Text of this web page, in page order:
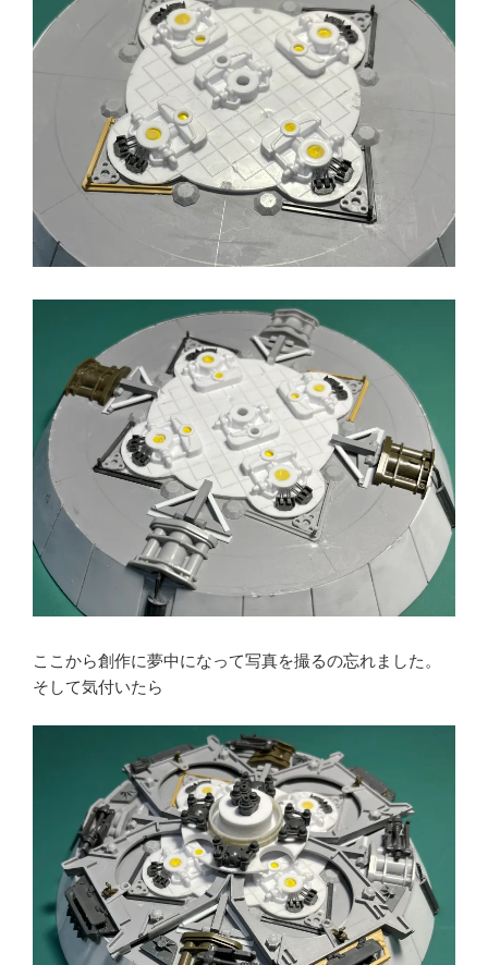
ここから創作に夢中になって写真を撮るの忘れました。
そして気付いたら